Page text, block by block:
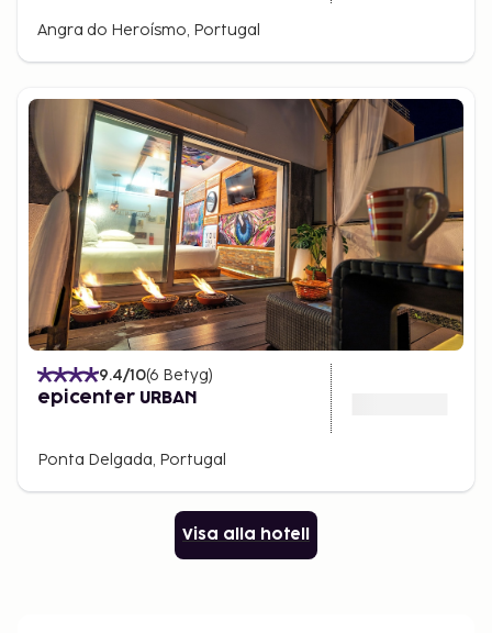
Angra do Heroísmo, Portugal
9.4/10(6 Betyg)
epicenter URBAN
Ponta Delgada, Portugal
Visa alla hotell